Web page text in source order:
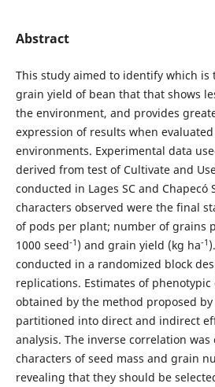
Abstract
This study aimed to identify which is
grain yield of bean that that shows
the environment, and provides
expression of results when
environments. Experimental data
derived from test of Cultivate and
conducted in Lages SC and Chapecó
characters observed were the final
of pods per plant; number of grains
1000 seed-1 ) and grain yield (kg ha-1
conducted in a randomized block
replications. Estimates of
obtained by the method proposed by
partitioned into direct and indirect
analysis. The inverse correlation
characters of seed mass and grain
revealing that they should be